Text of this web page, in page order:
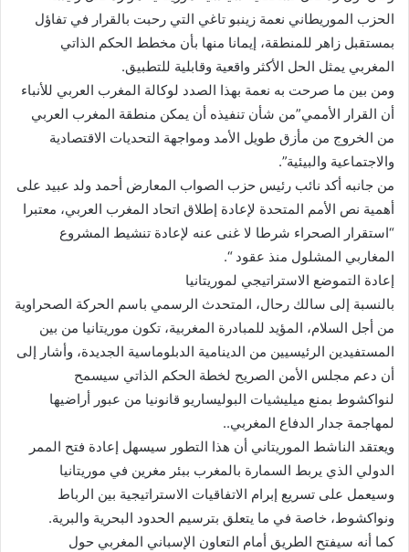
الحزب الموريطاني نعمة زينبو تاغي التي رحبت بالقرار في تفاؤل
بمستقبل زاهر للمنطقة، إيمانا منها بأن مخطط الحكم الذاتي
المغربي يمثل الحل الأكثر واقعية وقابلية للتطبيق.
ومن بين ما صرحت به نعمة بهذا الصدد لوكالة المغرب العربي للأنباء
أن القرار الأممي”من شأن تنفيذه أن يمكن منطقة المغرب العربي
من الخروج من مأزق طويل الأمد ومواجهة التحديات الاقتصادية
والاجتماعية والبيئية”.
من جانبه أكد نائب رئيس حزب الصواب المعارض أحمد ولد عبيد على
أهمية نص الأمم المتحدة لإعادة إطلاق اتحاد المغرب العربي، معتبرا
“استقرار الصحراء شرطا لا غنى عنه لإعادة تنشيط المشروع
المغاربي المشلول منذ عقود “.
إعادة التموضع الاستراتيجي لموريتانيا
بالنسبة إلى سالك رحال، المتحدث الرسمي باسم الحركة الصحراوية
من أجل السلام، المؤيد للمبادرة المغربية، تكون موريتانيا من بين
المستفيدين الرئيسيين من الدينامية الدبلوماسية الجديدة، وأشار إلى
أن دعم مجلس الأمن الصريح لخطة الحكم الذاتي سيسمح
لنواكشوط بمنع ميليشيات البوليساريو قانونيا من عبور أراضيها
لمهاجمة جدار الدفاع المغربي..
ويعتقد الناشط الموريتاني أن هذا التطور سيسهل إعادة فتح الممر
الدولي الذي يربط السمارة بالمغرب ببئر مغرين في موريتانيا
وسيعمل على تسريع إبرام الاتفاقيات الاستراتيجية بين الرباط
ونواكشوط، خاصة في ما يتعلق بترسيم الحدود البحرية والبرية.
كما أنه سيفتح الطريق أمام التعاون الإسباني المغربي حول